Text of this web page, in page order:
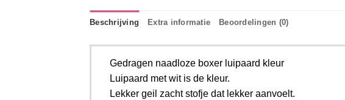
Beschrijving Extra informatie Beoordelingen (0)
Gedragen naadloze boxer luipaard kleur
Luipaard met wit is de kleur.
Lekker geil zacht stofje dat lekker aanvoelt.